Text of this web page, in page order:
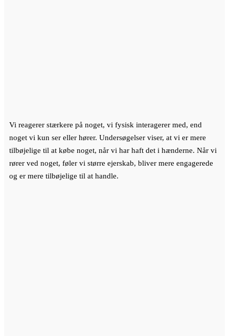
Vi reagerer stærkere på noget, vi fysisk interagerer med, end
noget vi kun ser eller hører. Undersøgelser viser, at vi er mere
tilbøjelige til at købe noget, når vi har haft det i hænderne. Når vi
rører ved noget, føler vi større ejerskab, bliver mere engagerede
og er mere tilbøjelige til at handle.